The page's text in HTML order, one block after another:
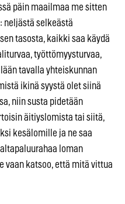
päin maailmaa me sitten
neljästä selkeästä
tasosta, kaikki saa käydä
työttömyysturvaa,
tavalla yhteiskunnan
ikinä syystä olet siinä
niin susta pidetään
äitiyslomista tai siitä,
kesälomille ja ne saa
loman
vaan katsoo, että mitä vittua